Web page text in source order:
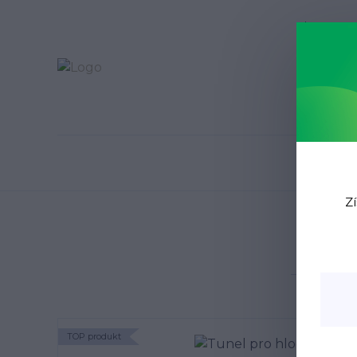
Blog
TOP produkt